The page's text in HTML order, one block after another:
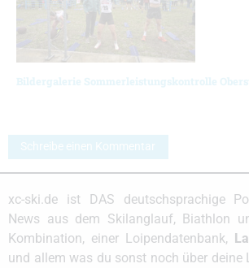
Bildergalerie Sommerleistungskontrolle
Schreibe einen Kommentar
xc-ski.de ist DAS deutschsprachige
News aus dem Skilanglauf, Biathlon
Kombination, einer Loipendatenbank,
und allem was du sonst noch über deine